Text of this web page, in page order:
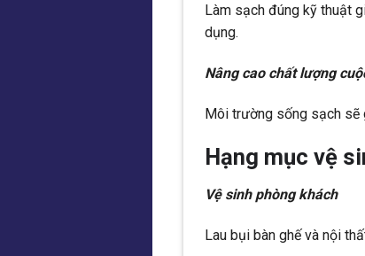
Làm sạch đúng kỹ thuật
dụng.
Nâng cao chất lượng
Môi trường sống sạch sẽ
Hạng mục vệ
Vệ sinh phòng khách
Lau bụi bàn ghế và nội